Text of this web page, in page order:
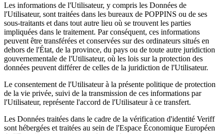
Les informations de l'Utilisateur, y compris les Données de
l'Utilisateur, sont traitées dans les bureaux de POPPINS ou de ses
sous-traitants et dans tout autre lieu où se trouvent les parties
impliquées dans le traitement. Par conséquent, ces informations
peuvent être transférées et conservées sur des ordinateurs situés en
dehors de l'État, de la province, du pays ou de toute autre juridiction
gouvernementale de l'Utilisateur, où les lois sur la protection des
données peuvent différer de celles de la juridiction de l'Utilisateur.
Le consentement de l'Utilisateur à la présente politique de protection
de la vie privée, suivi de la transmission de ces informations par
l'Utilisateur, représente l'accord de l'Utilisateur à ce transfert.
Les Données traitées dans le cadre de la vérification d'identité Veriff
sont hébergées et traitées au sein de l'Espace Économique Européen